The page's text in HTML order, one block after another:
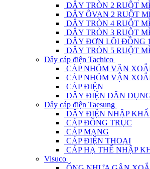
DÂY TRÒN 2 RUỘT
DÂY ÔVAN 2 RUỘT
DÂY TRÒN 4 RUỘT
DÂY TRÒN 3 RUỘT
DÂY ĐƠN LÕI ĐỒNG
DÂY TRÒN 5 RUỘT
Dây cáp điện Tachico
CÁP NHÔM VẶN
CÁP NHÔM VẶN
CÁP ĐIỆN
DÂY ĐIỆN DÂN
Dây cáp điện Taesung
DÂY ĐIỆN NHẬP
CÁP ĐỒNG TRỤC
CÁP MẠNG
CÁP ĐIỆN THOẠI
CÁP HẠ THẾ NHẬP
Visuco